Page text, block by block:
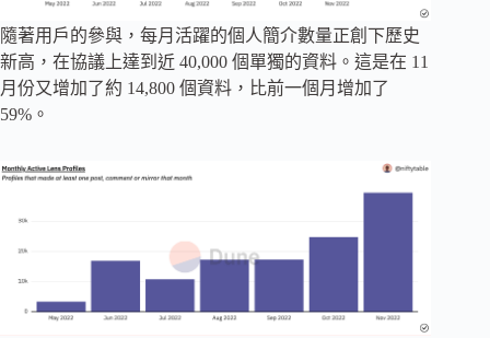
隨著用戶的參與，每月活躍的個人簡介數量正創下歷史
新高，在協議上達到近 40,000 個單獨的資料。這是在 11
月份又增加了約 14,800 個資料，比前一個月增加了
59%。